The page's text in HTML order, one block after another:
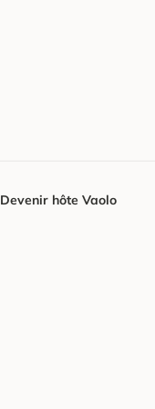
Devenir hôte Vaolo